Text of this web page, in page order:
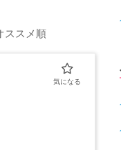
ススメ順